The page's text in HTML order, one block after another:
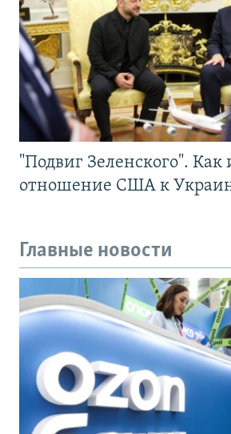
"Подвиг Зеленского". Как
отношение США к
Главные новости